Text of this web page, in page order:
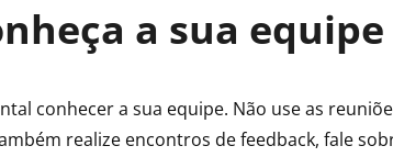
a sua equipe
conhecer a sua equipe. Não use as
realize encontros de feedback, fale